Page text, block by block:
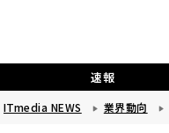
速報
ITmedia NEWS 業界動向